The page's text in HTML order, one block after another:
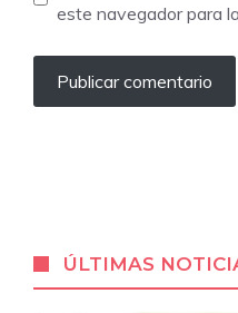
este navegador para
ÚLTIMAS